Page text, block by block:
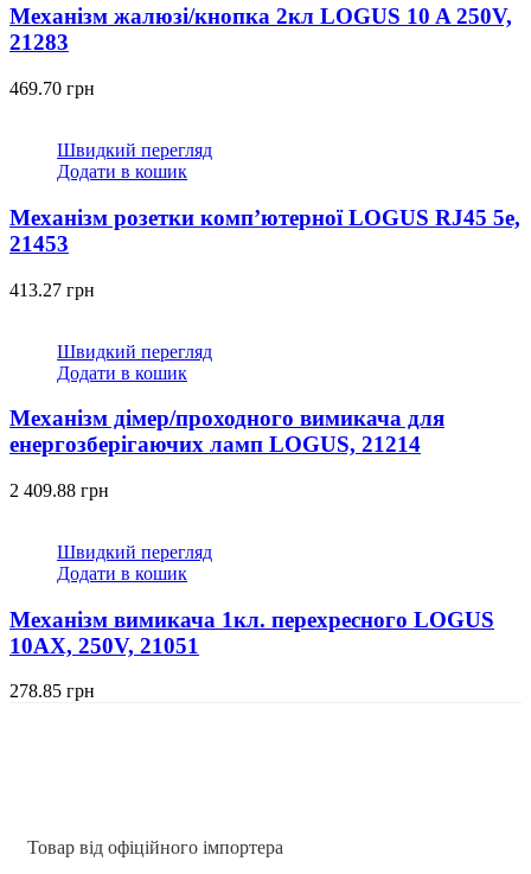
Механізм жалюзі/кнопка 2кл LOGUS 10 A 250V,
21283
469.70 грн
Швидкий перегляд
Додати в кошик
Механізм розетки комп’ютерної LOGUS RJ45 5e,
21453
413.27 грн
Швидкий перегляд
Додати в кошик
Механізм дімер/проходного вимикача для
енергозберігаючих ламп LOGUS, 21214
2 409.88 грн
Швидкий перегляд
Додати в кошик
Механізм вимикача 1кл. перехресного LOGUS
10АХ, 250V, 21051
278.85 грн
Товар від офіційного імпортера